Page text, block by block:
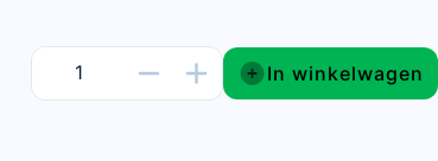
In winkelwagen